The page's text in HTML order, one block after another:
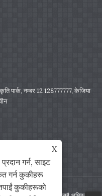
नम्बर 12 128777777, केजिया
X
गर्न, साइट
गर्न कुकीहरू
कुकीहरूको